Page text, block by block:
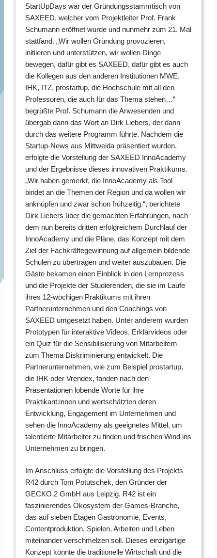
StartUpDays war der Gründungsstammtisch von
SAXEED, welcher vom Projektleiter Prof. Frank
Schumann eröffnet wurde und nunmehr zum 21. Mal
stattfand. „Wir wollen Gründung provozieren,
initiieren und unterstützen, wir wollen Dinge
bewegen, dafür gibt es SAXEED, dafür gibt es auch
die Kollegen aus den anderen Institutionen MWE,
IHK, ITZ, prostartup, die Hochschule mit all den
Professoren, die auch für das Thema stehen…“
begrüßte Prof. Schumann die Anwesenden und
übergab dann das Wort an Dirk Liebers, der dann
durch das weitere Programm führte. Nachdem die
Startup-News aus Mittweida präsentiert wurden,
erfolgte die Vorstellung der SAXEED InnoAcademy
und der Ergebnisse dieses innovativen Praktikums.
„Wir haben gemerkt, die InnoAcademy als Tool
bindet an die Themen der Region und da wollen wir
anknüpfen und zwar schon frühzeitig.“, berichtete
Dirk Liebers über die gemachten Erfahrungen, nach
dem nun bereits dritten erfolgreichem Durchlauf der
InnoAcademy und die Pläne, das Konzept mit dem
Ziel der Fachkräftegewinnung auf allgemein bildende
Schulen zu übertragen und weiter auszubauen. Die
Gäste bekamen einen Einblick in den Lernprozess
und die Projekte der Studierenden, die sie im Laufe
ihres 12-wöchigen Praktikums mit ihren
Partnerunternehmen und den Coachings von
SAXEED umgesetzt haben. Unter anderem wurden
Prototypen für interaktive Videos, Erklärvideos oder
ein Quiz für die Sensibilisierung von Mitarbeitern
zum Thema Diskriminierung entwickelt. Die
Partnerunternehmen, wie zum Beispiel prostartup,
die IHK oder Vrendex, fanden nach den
Präsentationen lobende Worte für ihre
Praktikant:innen und wertschätzten deren
Entwicklung, Engagement im Unternehmen und
sehen die InnoAcademy als geeignetes Mittel, um
talentierte Mitarbeiter zu finden und frischen Wind ins
Unternehmen zu bringen.
Im Anschluss erfolgte die Vorstellung des Projekts
R42 durch Tom Potutschek, den Gründer der
GECKO.2 GmbH aus Leipzig. R42 ist ein
faszinierendes Ökosystem der Games-Branche,
das auf sieben Etagen Gastronomie, Events,
Contentproduktion, Spielen, Arbeiten und Leben
miteinander verschmelzen soll. Dieses einzigartige
Konzept könnte die traditionelle Wirtschaft und die